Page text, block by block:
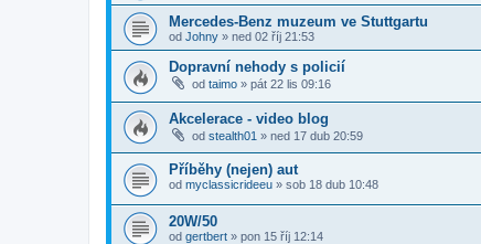
Mercedes-Benz muzeum ve Stuttgartu
od Johny » ned 02 říj 21:53
Dopravní nehody s policií
od taimo » pát 22 lis 09:16
Akcelerace - video blog
od stealth01 » ned 17 dub 20:59
Příběhy (nejen) aut
od myclassicrideeu » sob 18 dub 10:48
20W/50
od gertbert » pon 15 říj 12:14